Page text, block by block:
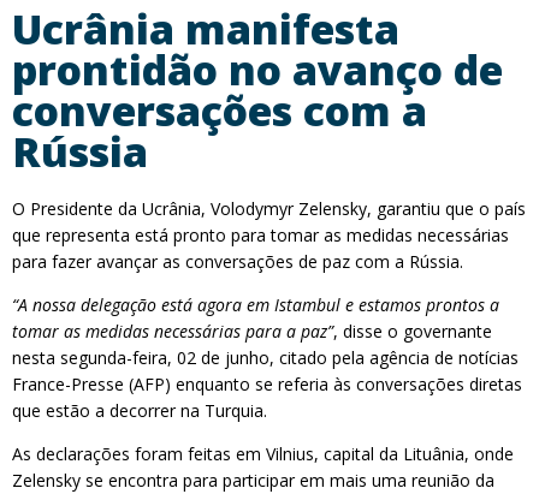
Ucrânia manifesta
prontidão no avanço de
conversações com a
Rússia
O Presidente da Ucrânia, Volodymyr Zelensky, garantiu que o país
que representa está pronto para tomar as medidas necessárias
para fazer avançar as conversações de paz com a Rússia.
“A nossa delegação está agora em Istambul e estamos prontos a
tomar as medidas necessárias para a paz”, disse o governante
nesta segunda-feira, 02 de junho, citado pela agência de notícias
France-Presse (AFP) enquanto se referia às conversações diretas
que estão a decorrer na Turquia.
As declarações foram feitas em Vilnius, capital da Lituânia, onde
Zelensky se encontra para participar em mais uma reunião da